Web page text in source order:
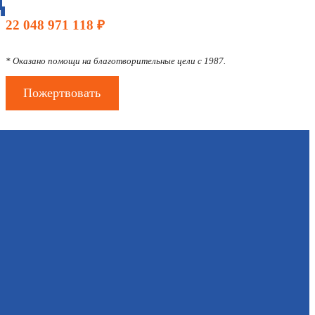
22 048 971 118 ₽
* Оказано помощи на благотворительные цели с 1987.
Пожертвовать